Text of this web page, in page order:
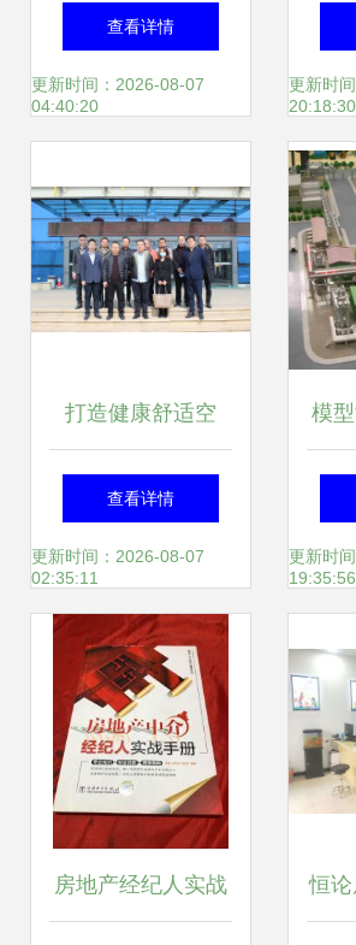
平工业区优质厂房
出租信息——A to
独家推荐
查看详情
更新时间：2026-08-07
04:40:20
高
八
职
更新时
20:18:30
打造健康舒适空
气，共探合作新路
径——四川省房地
产供应链协会走进
三菱重工海尔
查看详情
更新时间：2026-08-07
02:35:11
模
与
更新时
19:35:56
房地产经纪人实战 恒